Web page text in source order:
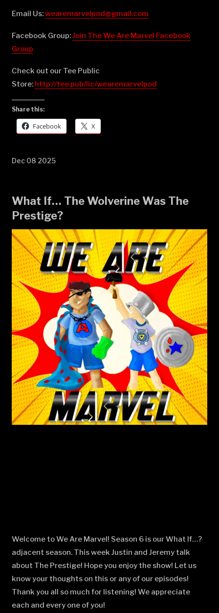
Email Us:⁠⁠⁠⁠⁠⁠⁠⁠⁠⁠⁠⁠⁠⁠⁠⁠⁠⁠⁠⁠⁠⁠⁠⁠⁠⁠⁠⁠⁠⁠⁠⁠⁠⁠⁠⁠⁠⁠⁠⁠⁠⁠⁠⁠⁠⁠⁠⁠⁠⁠⁠⁠⁠⁠⁠⁠⁠⁠⁠⁠wearemarvelpod@gmail.com⁠⁠⁠⁠⁠⁠⁠⁠⁠⁠⁠⁠⁠⁠⁠⁠⁠⁠⁠⁠⁠⁠⁠⁠⁠⁠⁠⁠⁠⁠⁠⁠⁠⁠⁠⁠⁠⁠⁠⁠⁠⁠⁠⁠⁠⁠⁠⁠⁠⁠⁠⁠⁠⁠⁠⁠⁠⁠⁠⁠
Facebook Group:⁠⁠⁠⁠⁠⁠⁠⁠⁠⁠⁠⁠⁠⁠⁠⁠⁠⁠⁠⁠⁠⁠⁠⁠⁠⁠⁠⁠⁠⁠⁠⁠⁠⁠⁠⁠⁠⁠⁠⁠⁠⁠⁠⁠⁠⁠⁠⁠⁠⁠⁠⁠⁠⁠⁠⁠⁠⁠⁠⁠Join The We Are Marvel Facebook
Group⁠⁠⁠⁠⁠⁠⁠⁠⁠⁠⁠⁠⁠⁠⁠⁠⁠⁠⁠⁠⁠⁠⁠⁠⁠⁠⁠⁠⁠⁠⁠⁠⁠⁠⁠⁠⁠⁠⁠⁠⁠⁠⁠⁠⁠⁠⁠⁠⁠⁠⁠⁠⁠⁠⁠⁠⁠⁠⁠⁠
Check out our Tee Public
Store: ⁠⁠⁠⁠⁠⁠⁠⁠⁠⁠⁠⁠⁠⁠⁠⁠⁠⁠⁠⁠⁠⁠⁠⁠⁠⁠⁠⁠⁠⁠⁠⁠⁠⁠⁠⁠⁠⁠⁠⁠⁠⁠⁠⁠⁠⁠⁠⁠⁠⁠⁠⁠⁠⁠⁠⁠⁠⁠⁠⁠http://tee.pub/lic/wearemarvelpod⁠
Share this:
Facebook X
Dec 08 2025
What If… The Wolverine Was The
Prestige?
Welcome to We Are Marvel! Season 6 is our What If…?
adjacent season. This week Justin and Jeremy talk
about The Prestige! Hope you enjoy the show! Let us
know your thoughts on this or any of our episodes!
Thank you all so much for listening! We appreciate
each and every one of you!